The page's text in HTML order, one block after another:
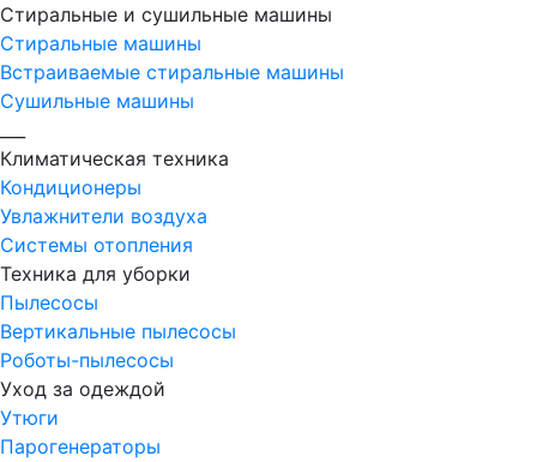
Стиральные и сушильные машины
Стиральные машины
Встраиваемые стиральные машины
Сушильные машины
Климатическая техника
Кондиционеры
Увлажнители воздуха
Системы отопления
Техника для уборки
Пылесосы
Вертикальные пылесосы
Роботы-пылесосы
Уход за одеждой
Утюги
Парогенераторы